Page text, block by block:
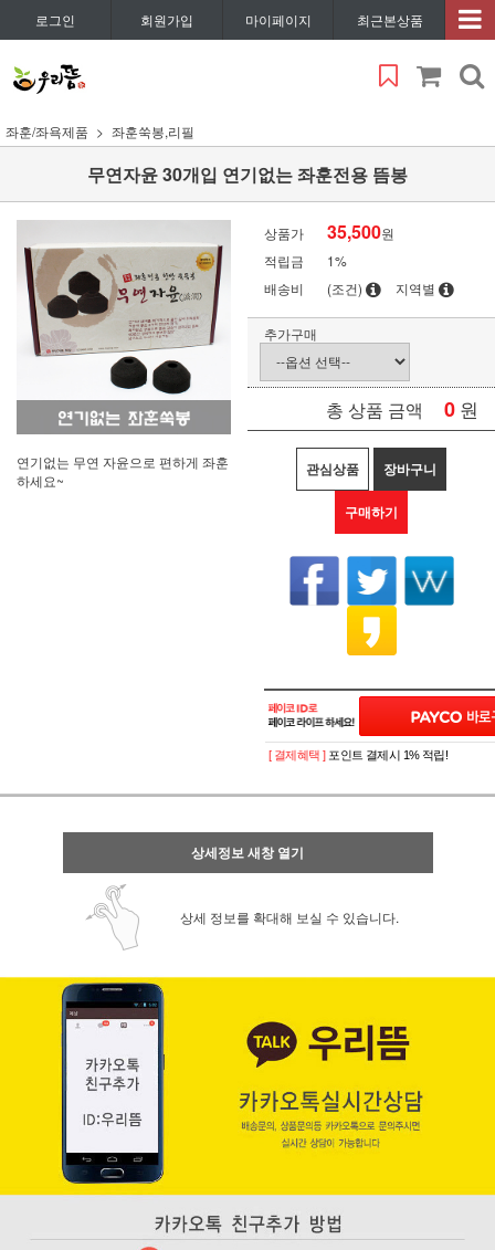
로그인 회원가입 마이페이지 최근본상품
좌훈/좌욕제품 좌훈쑥봉,리필
무연자윤 30개입 연기없는 좌훈전용 뜸봉
연기없는 무연 자윤으로 편하게 좌훈
하세요~
상품가 35,500원
적립금
1%
배송비
(조건) 지역별
추가구매
총 상품 금액 0 원
관심상품 장바구니
구매하기
[ 결제혜택 ] 포인트 결제시 1% 적립!
상세정보 새창 열기
상세 정보를 확대해 보실 수 있습니다.